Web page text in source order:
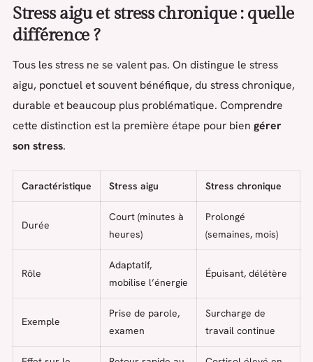
Stress aigu et stress chronique : quelle
différence ?
Tous les stress ne se valent pas. On distingue le stress
aigu, ponctuel et souvent bénéfique, du stress chronique,
durable et beaucoup plus problématique. Comprendre
cette distinction est la première étape pour bien gérer
son stress.
Caractéristique Stress aigu Stress chronique
Durée
Court (minutes à
heures)
Prolongé
(semaines, mois)
Rôle
Adaptatif,
mobilise l’énergie
Épuisant, délétère
Exemple
Prise de parole,
examen
Surcharge de
travail continue